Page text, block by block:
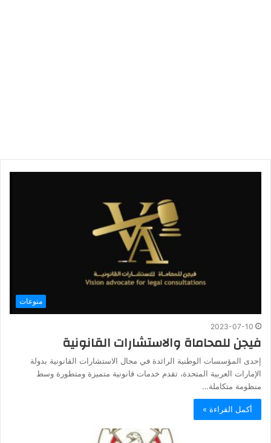
منوعات
2023-07-10
فيجن للمحاماة والاستشارات القانونية
إحدى المؤسسات الوطنية الرائدة في مجال الاستشارات القانونية بدولة
الإمارات العربية المتحدة، تقدم خدمات قانونية متميزة ومتطورة وسط
منظومة متكاملة…
أكمل القراءة »